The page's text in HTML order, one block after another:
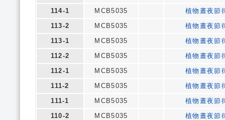
114-1
MCB5035
植物晝夜節
113-2
MCB5035
植物晝夜節
113-1
MCB5035
植物晝夜節
112-2
MCB5035
植物晝夜節
112-1
MCB5035
植物晝夜節
111-2
MCB5035
植物晝夜節
111-1
MCB5035
植物晝夜節
110-2
MCB5035
植物晝夜節